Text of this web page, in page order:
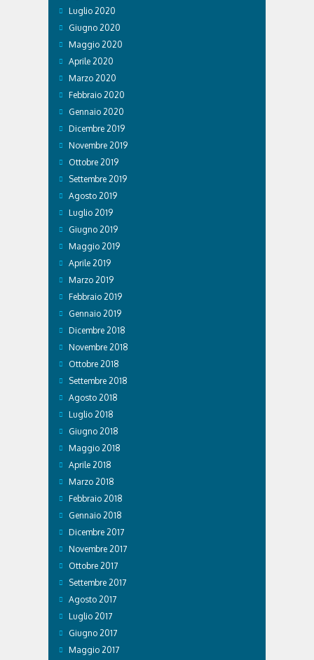
Luglio 2020
Giugno 2020
Maggio 2020
Aprile 2020
Marzo 2020
Febbraio 2020
Gennaio 2020
Dicembre 2019
Novembre 2019
Ottobre 2019
Settembre 2019
Agosto 2019
Luglio 2019
Giugno 2019
Maggio 2019
Aprile 2019
Marzo 2019
Febbraio 2019
Gennaio 2019
Dicembre 2018
Novembre 2018
Ottobre 2018
Settembre 2018
Agosto 2018
Luglio 2018
Giugno 2018
Maggio 2018
Aprile 2018
Marzo 2018
Febbraio 2018
Gennaio 2018
Dicembre 2017
Novembre 2017
Ottobre 2017
Settembre 2017
Agosto 2017
Luglio 2017
Giugno 2017
Maggio 2017